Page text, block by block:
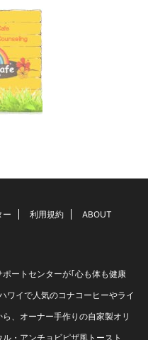
ー 利用規約 ABOUT
ートセンターが｢心も体も健康
ワイで人気のコナコーヒーやライ
、オーナー手作りの自家製オリ
・アンチョビピザ風トースト、